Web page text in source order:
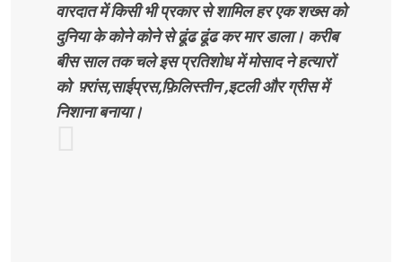
वारदात में किसी भी प्रकार से शामिल हर एक शख्स को
दुनिया के कोने कोने से ढूंढ ढूंढ कर मार डाला। करीब
बीस साल तक चले इस प्रतिशोध में मोसाद ने हत्यारों
को फ़्रांस,साईप्रस,फ़िलिस्तीन ,इटली और ग्रीस में
निशाना बनाया।